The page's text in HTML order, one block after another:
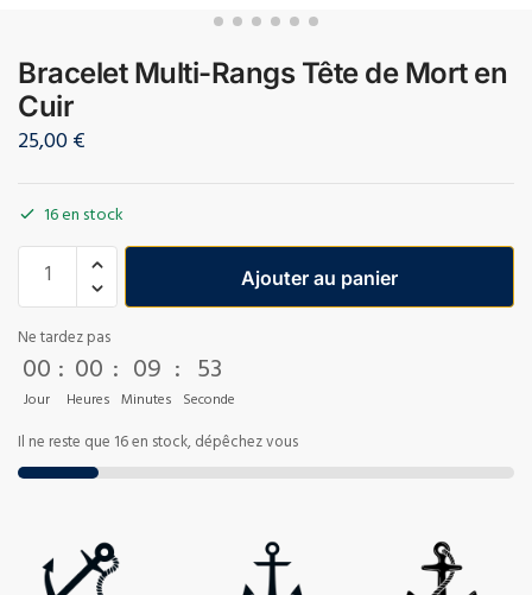
Bracelet Multi-Rangs Tête de Mort en
Cuir
25,00€
16 en stock
Ajouter au panier
Ne tardez pas
00
Jour
: 00
Heures
: 09
Minutes
: 52
Seconde
Il ne reste que 16 en stock, dépêchez vous